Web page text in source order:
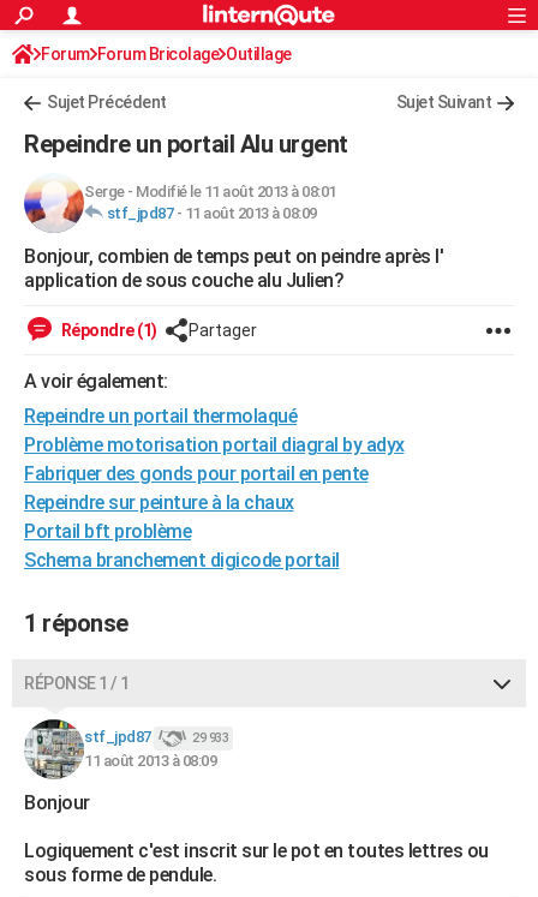
ACTUALITÉS
Politique
Société
Faits Divers
Education
Monde
Villes
+
Retraite
Impôts
Epargne
Immobilier
Risques naturels par ville
Banque
Assurance
Crédit
AUTO
Essais
Réserver un essai
Citadines
Berlines
SUV
Forum auto
+HIGH-TECH
Mobiles
Meilleur smartphone
Internet
Ordinateurs
Jeux vidéo
Guide high-tech
BRICOLAGE
WEEK-END
Guides de France
Escapades
Patrimoine
Expositions
Musées
Week-end nature
+LIFESTYLE
Art de vivre
Bien-être
Loisirs
Mode
Modes de vie
SANTE
Alimentation
Guide de la santé
Maladies
Médicaments
Sommeil
VOYAGE
Destinations
City break
Voyage nature
Voyage de noces
Forum
Climat
+PHOTO
GUIDES D'ACHAT
Carte de Noël
Carte Bonne année
Carte Saint-Valentin
Carte Pâques
Carte d'anniversaire
DICTIONNAIRE
Dictionnaire
Biographies
Citations
Expressions
Proverbes
PROGRAMME TV
COPAINS D'AVANT
S'inscrire
Connexion
Forum Forum Bricolage Outillage
Sujet Précédent Sujet Suivant
Repeindre un portail Alu urgent
Serge- Modifié le 11 août 2013 à 08:01
stf_jpd87- 11 août 2013 à 08:09
Bonjour, combien de temps peut on peindre après l'
application de sous couche alu Julien?
Répondre (1) Partager
A voir également:
Repeindre un portail thermolaqué
Problème motorisation portail diagral by adyx
Fabriquer des gonds pour portail en pente
Repeindre sur peinture à la chaux
Portail bft problème
Schema branchement digicode portail
1 réponse
RÉPONSE 1 / 1
stf_jpd87 29 933
11 août 2013 à 08:09
Bonjour
Logiquement c'est inscrit sur le pot en toutes lettres ou
sous forme de pendule.